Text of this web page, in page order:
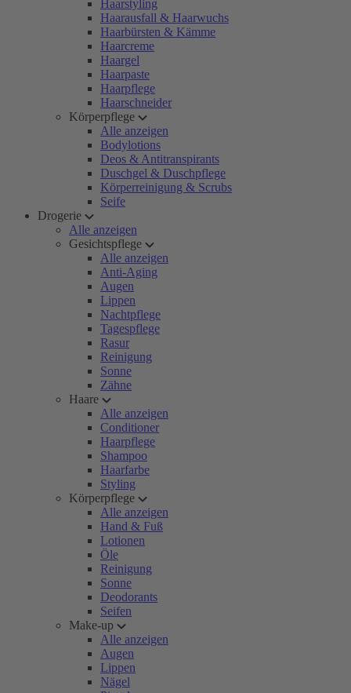
Haarstyling
Haarausfall & Haarwuchs
Haarbürsten & Kämme
Haarcreme
Haargel
Haarpaste
Haarpflege
Haarschneider
Körperpflege
Alle anzeigen
Bodylotions
Deos & Antitranspirants
Duschgel & Duschpflege
Körperreinigung & Scrubs
Seife
Drogerie
Alle anzeigen
Gesichtspflege
Alle anzeigen
Anti-Aging
Augen
Lippen
Nachtpflege
Tagespflege
Rasur
Reinigung
Sonne
Zähne
Haare
Alle anzeigen
Conditioner
Haarpflege
Shampoo
Haarfarbe
Styling
Körperpflege
Alle anzeigen
Hand & Fuß
Lotionen
Öle
Reinigung
Sonne
Deodorants
Seifen
Make-up
Alle anzeigen
Augen
Lippen
Nägel